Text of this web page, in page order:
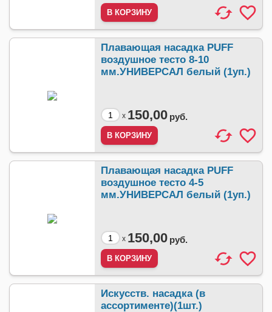
Плавающая насадка PUFF
воздушное тесто 8-10
мм.УНИВЕРСАЛ белый (1уп.)
x 150,00 руб.
Плавающая насадка PUFF
воздушное тесто 4-5
мм.УНИВЕРСАЛ белый (1уп.)
x 150,00 руб.
Искусств. насадка (в
ассортименте)(1шт.)